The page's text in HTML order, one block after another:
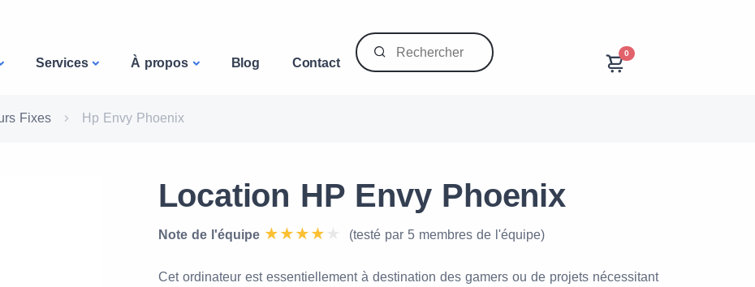
Services À propos Blog Contact
0
Fixes Hp Envy Phoenix
Location HP Envy Phoenix
Note de l'équipe (testé par 5 membres de l'équipe)
Cet ordinateur est essentiellement à destination des gamers ou de projets nécessitant